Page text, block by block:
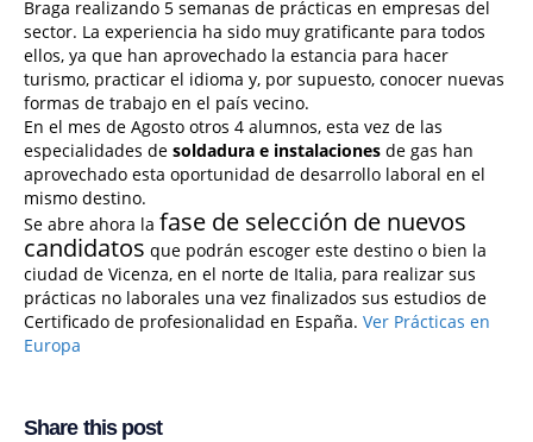
Braga realizando 5 semanas de prácticas en empresas del
sector. La experiencia ha sido muy gratificante para todos
ellos, ya que han aprovechado la estancia para hacer
turismo, practicar el idioma y, por supuesto, conocer nuevas
formas de trabajo en el país vecino.
En el mes de Agosto otros 4 alumnos, esta vez de las
especialidades de soldadura e instalaciones de gas han
aprovechado esta oportunidad de desarrollo laboral en el
mismo destino.
Se abre ahora la fase de selección de nuevos
candidatos que podrán escoger este destino o bien la
ciudad de Vicenza, en el norte de Italia, para realizar sus
prácticas no laborales una vez finalizados sus estudios de
Certificado de profesionalidad en España. Ver Prácticas en
Europa
Share this post